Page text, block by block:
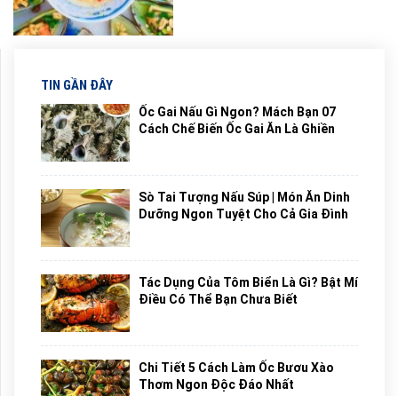
TIN GẦN ĐÂY
Ốc Gai Nấu Gì Ngon? Mách Bạn 07
Cách Chế Biến Ốc Gai Ăn Là Ghiền
Sò Tai Tượng Nấu Súp | Món Ăn Dinh
Dưỡng Ngon Tuyệt Cho Cả Gia Đình
Tác Dụng Của Tôm Biển Là Gì? Bật Mí
Điều Có Thể Bạn Chưa Biết
Chi Tiết 5 Cách Làm Ốc Bươu Xào
Thơm Ngon Độc Đáo Nhất